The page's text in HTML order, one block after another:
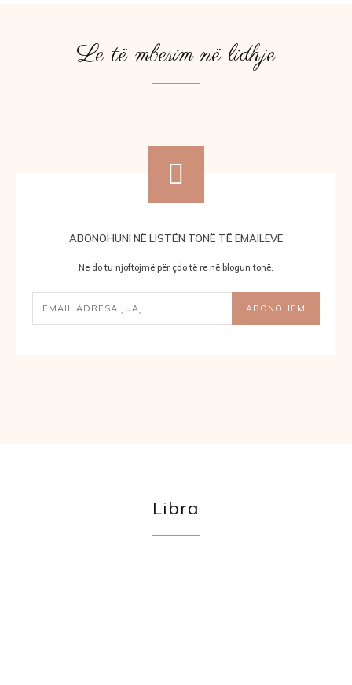
ABONOHUNI NË LISTËN TONË TË EMAILEVE
Ne do tu njoftojmë për çdo të re në blogun tonë.
ABONOHEM
Le të mbesim në lidhje
Libra